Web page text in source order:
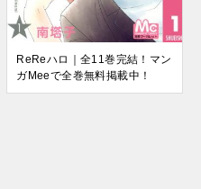
ReReハロ｜全11巻完結！マン
ガMeeで全巻無料掲載中！